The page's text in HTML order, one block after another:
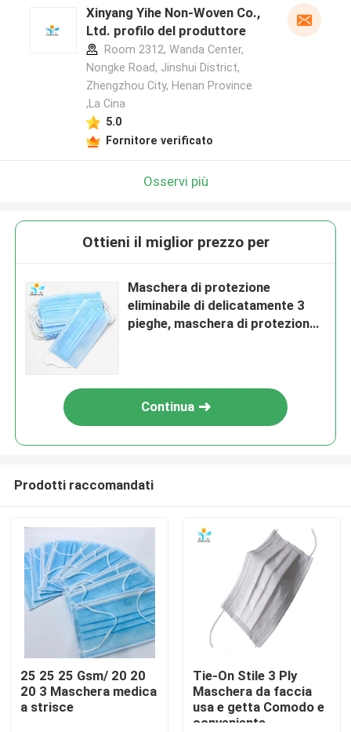
Casa
Prodotti
Xinyang Yihe Non-Woven Co.,
Ltd. profilo del produttore
Room 2312, Wanda Center,
Nongke Road, Jinshui District,
Zhengzhou City, Henan Province
,La Cina
5.0
Fornitore verificato
Osservi più
Ottieni il miglior prezzo per
Maschera di protezione
eliminabile di delicatamente 3
pieghe, maschera di protezione
Continua
Prodotti raccomandati
25 25 25 Gsm/ 20 20
20 3 Maschera medica
a strisce
Tie-On Stile 3 Ply
Maschera da faccia
usa e getta Comodo e
conveniente